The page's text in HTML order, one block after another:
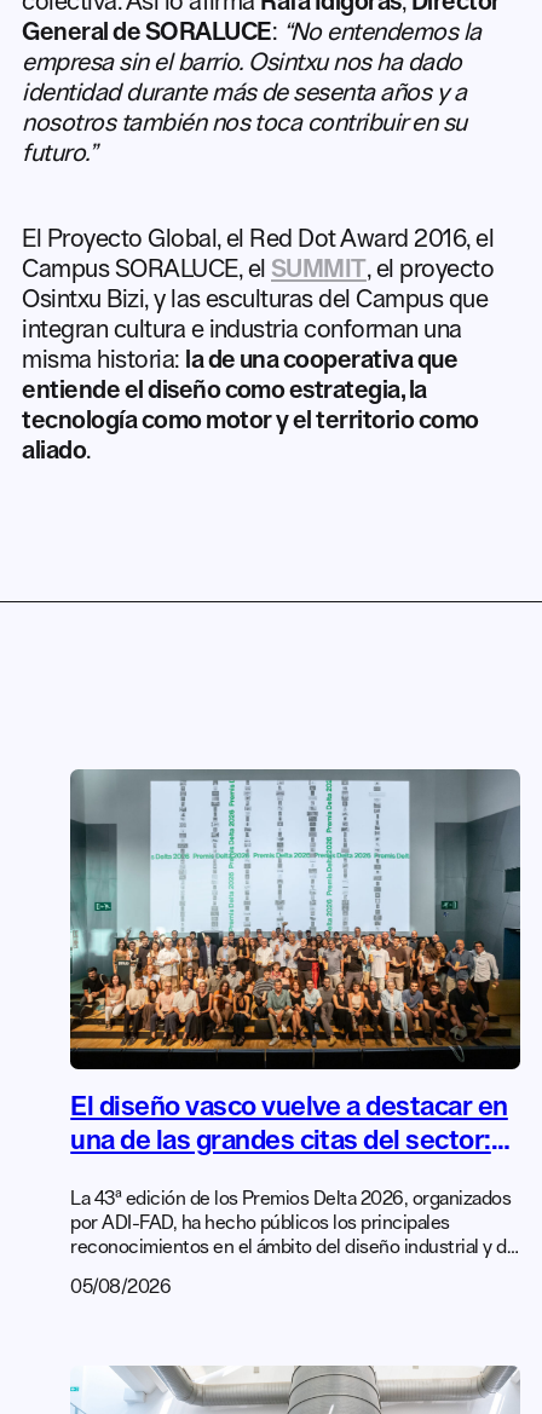
General de SORALUCE: “No entendemos la
empresa sin el barrio. Osintxu nos ha dado
identidad durante más de sesenta años y a
nosotros también nos toca contribuir en su
futuro.”
El Proyecto Global, el Red Dot Award 2016, el
Campus SORALUCE, el SUMMIT, el proyecto
Osintxu Bizi, y las esculturas del Campus que
integran cultura e industria conforman una
misma historia: la de una cooperativa que
entiende el diseño como estrategia, la
tecnología como motor y el territorio como
aliado.
El diseño vasco vuelve a destacar en
una de las grandes citas del sector:
La 43ª edición de los Premios Delta 2026, organizados
por ADI-FAD, ha hecho públicos los principales
reconocimientos en el ámbito del diseño industrial y de
trayectoria, los Delta son uno de los galardones más
funcional, […]
05/08/2026